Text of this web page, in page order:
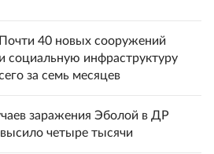
40 новых сооружений
социальную инфраструктуру
за семь месяцев
заражения Эболой в ДР
четыре тысячи